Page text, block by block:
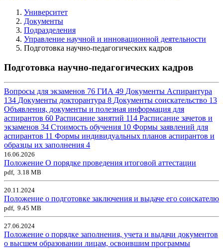
Университет
Документы
Подразделения
Управление научной и инновационной деятельности
Подготовка научно-педагогических кадров
Подготовка научно-педагогических кадров
Вопросы для экзаменов 76 ГИА 49 Документы Аспирантура
134 Документы докторантура 8 Документы соискательство 13
Объявления, документы и полезная информация для
аспирантов 60 Расписание занятий 114 Расписание зачетов и
экзаменов 34 Стоимость обучения 10 Формы заявлений для
аспирантов 11 Формы индивидуальных планов аспирантов и
образцы их заполнения 4
16.06.2026
Положение О порядке проведения итоговой аттестации
pdf, 3.18 MB
20.11.2024
Положение о подготовке заключения и выдаче его соискателю
pdf, 9.45 MB
27.06.2024
Положение о порядке заполнения, учета и выдачи документов
о высшем образовании лицам, освоившим программы